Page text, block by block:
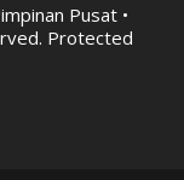
Pusat •
Protected